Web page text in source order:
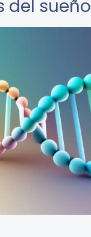
del sueño